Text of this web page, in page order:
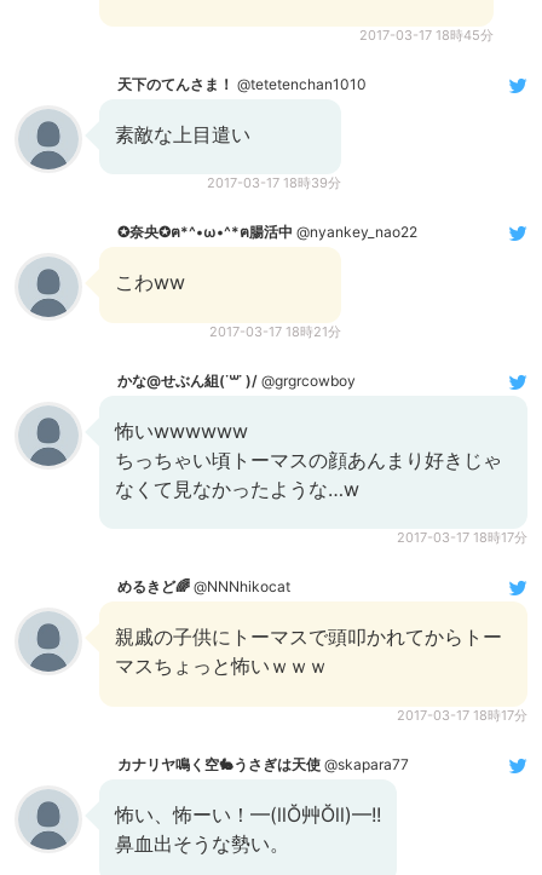
2017-03-17 18時45分
天下のてんさま！ @tetetenchan1010
素敵な上目遣い
2017-03-17 18時39分
✪奈央✪ฅ*^•ω•^*ฅ腸活中 @nyankey_nao22
こわww
2017-03-17 18時21分
かな@せぶん組(˙꒳˙ )/ @grgrcowboy
怖いwwwwww
ちっちゃい頃トーマスの顔あんまり好きじゃ
なくて見なかったような…w
2017-03-17 18時17分
めるきど🌈 @NNNhikocat
親戚の子供にトーマスで頭叩かれてからトー
マスちょっと怖いｗｗｗ
2017-03-17 18時17分
カナリヤ鳴く空🐇うさぎは天使 @skapara77
怖い、怖ーい！━(llŎ艸Ŏll)━!!
鼻血出そうな勢い。